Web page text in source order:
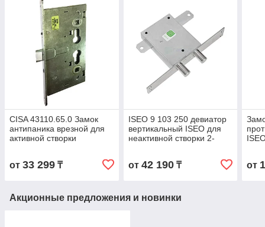
CISA 43110.65.0 Замок
антипаника врезной для
активной створки
от 33 299 ₸
ISEO 9 103 250 девиатор
вертикальный ISEO для
неактивной створки 2-
от 42 190₸ от
Акционные предложения и новинки